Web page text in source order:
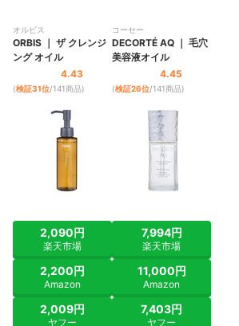
タチオン・レチノール誘導体などの保
らかな肌へ導くと謳っています。ベー
さは高評価で、ファン…
ファンケル｜FANCL｜マイルドクレン
は残った｜ファンケルの「FANCL マイ
イル」は、独自のセレクトクレンズテ
肌のバリア機能を守りながら不要な汚
ングオイルです。ウォータープルーフ
も対応しています。ベースメイクの落と
クレンジングは毎日するべき？
クレンジングと洗顔は何が違うの？どっちが先？
肌質別・特徴別のクレンジングはこちらをチェッ
クレンジングの売れ筋ランキングもチェック！
オルビス
ORBIS ｜ ザ クレンジ
ング オイル
4.43
(検証31位/141商品)
2,090円
楽天市場
2,200円
Amazon
2,009円
ヤフー
コーセー
DECORTÉ AQ ｜ 毛穴
美容液オイル
4.45
(検証26位/141商品)
7,994円
楽天市場
11,000円
Amazon
7,403円
ヤフー